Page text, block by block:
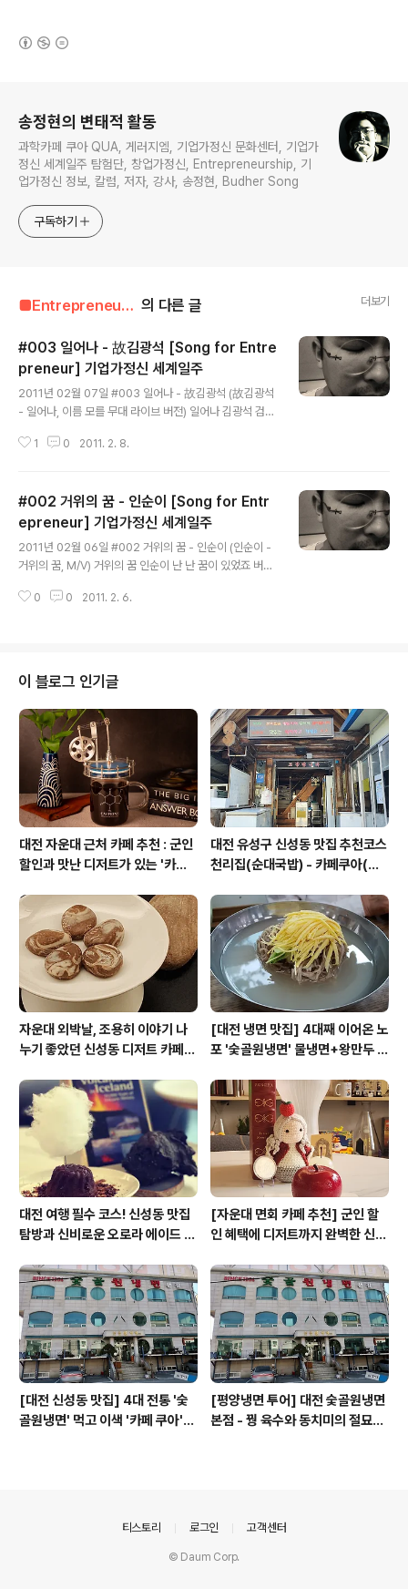
송정현의 변태적 활동
과학카페 쿠아 QUA, 게러지엠, 기업가정신 문화센터, 기업가
정신 세계일주 탐험단, 창업가정신, Entrepreneurship, 기
업가정신 정보, 칼럼, 저자, 강사, 송정현, Budher Song
구독하기
■Entrepreneur■■■/Entrepreneur's Song 의 다른 글 더보기
#003 일어나 - 故김광석 [Song for Entre
preneur] 기업가정신 세계일주
2011년 02월 07일 #003 일어나 - 故김광석 (故김광석
- 일어나, 이름 모를 무대 라이브 버전) 일어나 김광석 검은
나 어디에 있을까? 둘러봐도 소용없었지 인생이란 강물 위
는거야 일어나 일어나 봄의 새싹들처럼 끝이없는 날들 속
에 나와 너는 지쳐가고 또 다른 행동으로 또 다른 말들로 스
스로를 안심시키지 인정함이 많을수록 새로움은 점점 더
멀어지고 그저 왔다갔다 시계추와 같이 매일매일 흔들리겠
지 일어나 일어나 다시 한번해보는거야 일어나 일어나 봄
의 새싹들처럼 가볍게 산다는 건 결국은 스스로를 헐궈 내
1 0 2011. 2. 8.
#002 거위의 꿈 - 인순이 [Song for Entr
epreneur] 기업가정신 세계일주
2011년 02월 06일 #002 거위의 꿈 - 인순이 (인순이 -
거위의 꿈, M/V) 거위의 꿈 인순이 난 난 꿈이 있었죠 버려
던 꿈 혹 때론 누군가가 뜻 모를 비웃음 내등뒤에 흘릴 때도
을 믿어요 나를 지켜봐요 저 차갑게 서 있는 운명이란 벽 앞
에 당당히 마주칠 수 있어요 언젠가 나 그 벽을 넘고서 저
하늘을 높이 날을 수 있어요 이 무거운 세상도 나를 묶을수
없죠 내 삶의 끝에서 나 웃을 그날을 함께해요 늘 걱정하듯
말하죠 헛된 꿈은 독이라고 세상은 끝이 정해진 책처럼 이..
0 0 2011. 2. 6.
이 블로그 인기글
대전 자운대 근처 카페 추천 : 군인
할인과 맛난 디저트가 있는 '카페
대전 유성구 신성동 맛집 추천코스
천리집(순대국밥) - 카페쿠아(커
자운대 외박날, 조용히 이야기 나
누기 좋았던 신성동 디저트 카페
[대전 냉면 맛집] 4대째 이어온 노
포 '숯골원냉면' 물냉면+왕만두 조
대전 여행 필수 코스! 신성동 맛집
탐방과 신비로운 오로라 에이드 체
[자운대 면회 카페 추천] 군인 할
인 혜택에 디저트까지 완벽한 신성
[대전 신성동 맛집] 4대 전통 '숯
골원냉면' 먹고 이색 '카페 쿠아'로
[평양냉면 투어] 대전 숯골원냉면
본점 - 꿩 육수와 동치미의 절묘한
티스토리 로그인 고객센터
© Daum Corp.